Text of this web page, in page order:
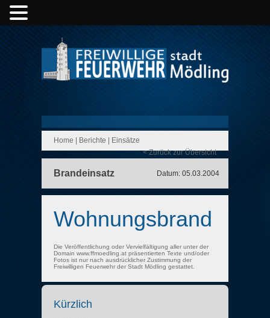
Home Berichte
Einsätze
< Zurück zur Übersicht
Brandeinsatz Datum: 05.03.2004
Wohnungsbrand
Die Veröffentlichung oder Vervielfältigung aller unter der
Domain www.ffmoedling.at präsentierten Texte und/oder
Fotos ist nur nach ausdrücklicher Zustimmung der
Freiwilligen Feuerwehr der Stadt Mödling gestattet.
Kürzlich